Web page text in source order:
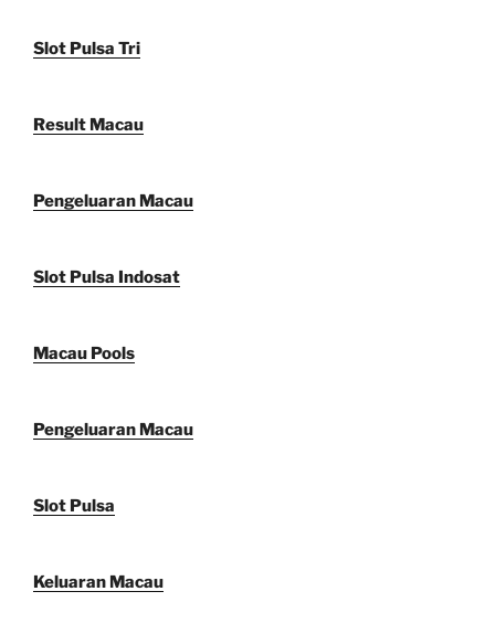
Slot Pulsa Tri
Result Macau
Pengeluaran Macau
Slot Pulsa Indosat
Macau Pools
Pengeluaran Macau
Slot Pulsa
Keluaran Macau